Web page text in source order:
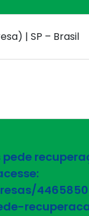
| SP – Brasil
pede